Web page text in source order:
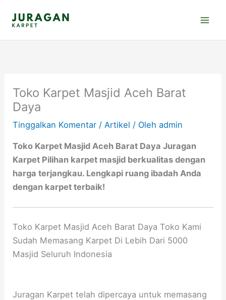
Toko Karpet Masjid Aceh Barat
Daya
Tinggalkan Komentar /Artikel / Olehadmin
Toko Karpet Masjid Aceh Barat Daya Juragan
Karpet Pilihan karpet masjid berkualitas dengan
harga terjangkau. Lengkapi ruang ibadah Anda
dengan karpet terbaik!
Toko Karpet Masjid Aceh Barat Daya Toko Kami
Sudah Memasang Karpet Di Lebih Dari 5000
Masjid Seluruh Indonesia
Juragan Karpet telah dipercaya untuk memasang